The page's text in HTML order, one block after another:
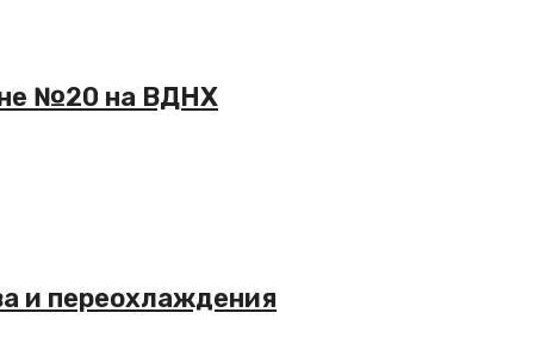
№20 на ВДНХ
и переохлаждения